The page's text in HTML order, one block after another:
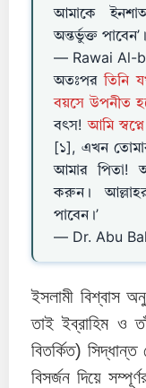
আমাকে
অন্তর্ভুক্ত পাবেন’।
— Rawai Al-
অতঃপর তিনি
বয়সে উপনীত
বৎস!আমি
[১], এখন
আমার পিতা!
করুন।
পাবেন।’
— Dr. Abu
ইসলামী বিশ্বাস
তাই ইব্রাহিম ও
বিতর্কিত)
বিসর্জন দিয়ে